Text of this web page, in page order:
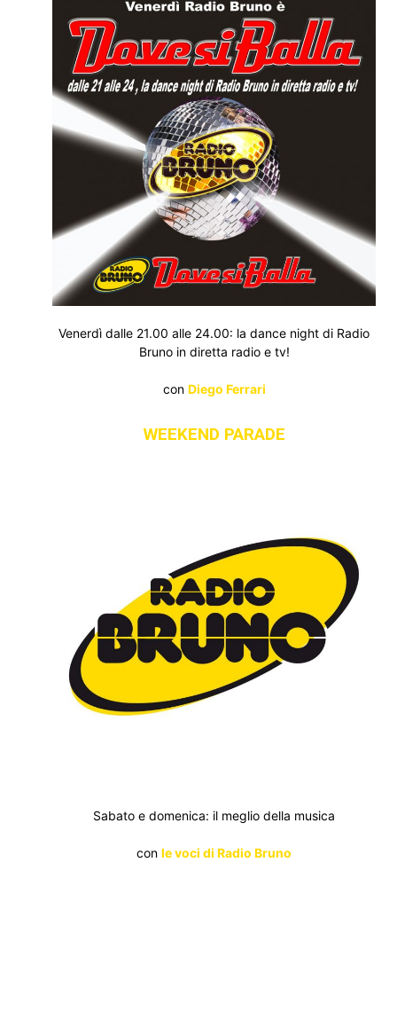
Venerdì dalle 21.00 alle 24.00: la dance night di Radio
Bruno in diretta radio e tv!
con Diego Ferrari
WEEKEND PARADE
Sabato e domenica: il meglio della musica
con le voci di Radio Bruno